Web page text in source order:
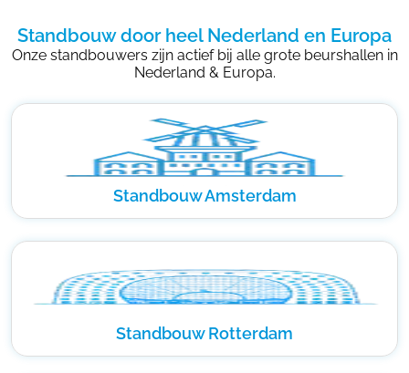
Standbouw door heel Nederland en Europa
Onze standbouwers zijn actief bij alle grote beurshallen in
Nederland & Europa.
Standbouw Amsterdam
Standbouw Rotterdam